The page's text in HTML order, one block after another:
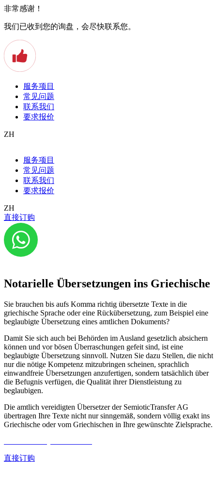
非常感谢！
我们已收到您的询盘，会尽快联系您。
服务项目
常见问题
联系我们
要求报价
ZH
服务项目
常见问题
联系我们
要求报价
ZH
直接订购
Notarielle Übersetzungen ins Griechische
Sie brauchen bis aufs Komma richtig übersetzte Texte in die
griechische Sprache oder eine Rückübersetzung, zum Beispiel eine
beglaubigte Übersetzung eines amtlichen Dokuments?
Damit Sie sich auch bei Behörden im Ausland gesetzlich absichern
können und vor bösen Überraschungen gefeit sind, ist eine
beglaubigte Übersetzung sinnvoll. Nutzen Sie dazu Stellen, die nicht
nur die nötige Kompetenz mitzubringen scheinen, sprachlich
einwandfreie Übersetzungen anzufertigen, sondern tatsächlich über
die Befugnis verfügen, die Qualität ihrer Dienstleistung zu
beglaubigen.
Die amtlich vereidigten Übersetzer der SemioticTransfer AG
übertragen Ihre Texte nicht nur sinngemäß, sondern völlig exakt ins
Griechische oder vom Griechischen in Ihre gewünschte Zielsprache.
直接订购